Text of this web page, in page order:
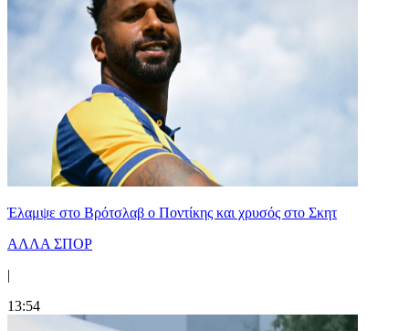
Έλαμψε στο Βρότσλαβ ο Ποντίκης και χρυσός στο Σκητ
ΑΛΛΑ ΣΠΟΡ
|
13:54